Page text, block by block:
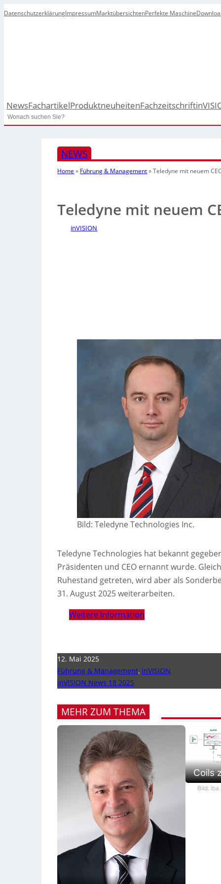
DatenschutzerklärungImpressumMarktübersichtenPerfekte Maschine
NewsFachartikelProduktneuheitenFachzeitschrift
Search
NEWS
Home » Führung & Management»Teledyne mit neuem
Teledyne mit neuem
inVISION
Bild: Teledyne Technologies Inc.
Teledyne Technologies hat bekannt
Präsidenten und CEO ernannt wurde.
Ruhestand getreten, wird aber als
31. August 2025 weiterarbeiten.
Weitere Information
12. Mai 2025
Führung & Management, inVISION
inVISION News 18 2025
MEHR ZUM THEMA
Coils
Bild: iba